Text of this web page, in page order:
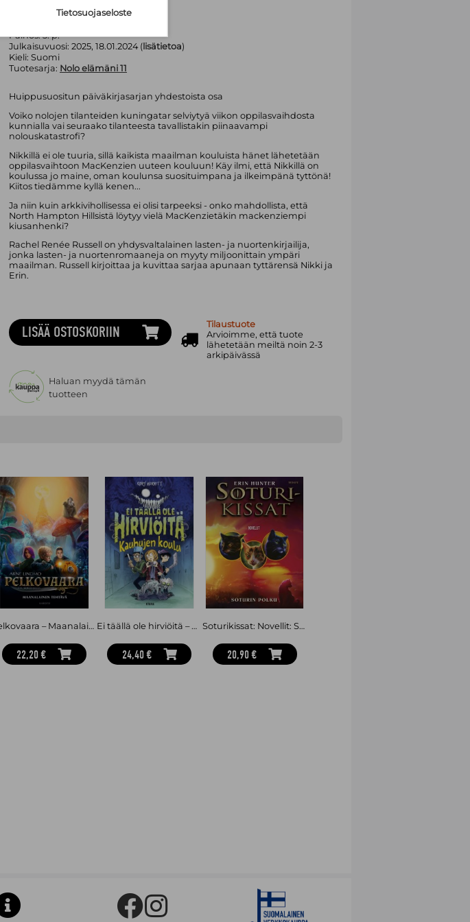
Sivumäärä: 258sivua
Painos:3. p.
Julkaisuvuosi: 2025, 18.01.2024 (lisätietoa)
Kieli: Suomi
Tuotesarja: Nolo elämäni 11
Huippusuositun päiväkirjasarjan yhdestoista osa
Voiko nolojen tilanteiden kuningatar selviytyä viikon oppilasvaihdosta
kunnialla vai seuraako tilanteesta tavallistakin piinaavampi
nolouskatastrofi?
Nikkillä ei ole tuuria, sillä kaikista maailman kouluista hänet lähetetään
oppilasvaihtoon MacKenzien uuteen kouluun! Käy ilmi, että Nikkillä on
koulussa jo maine, oman koulunsa suosituimpana ja ilkeimpänä tyttönä!
Kiitos tiedämme kyllä kenen...
Ja niin kuin arkkivihollisessa ei olisi tarpeeksi - onko mahdollista, että
North Hampton Hillsistä löytyy vielä MacKenzietäkin mackenziempi
kiusanhenki?
Rachel Renée Russell on yhdysvaltalainen lasten- ja nuortenkirjailija,
jonka lasten- ja nuortenromaaneja on myyty miljoonittain ympäri
maailman. Russell kirjoittaa ja kuvittaa sarjaa apunaan tyttärensä Nikki ja
Erin.
LISÄÄ OSTOSKORIIN
Tilaustuote
Arvioimme, että tuote
lähetetään meiltä noin 2-3
arkipäivässä
Haluan myydä tämän
tuotteen
Pelkovaara – Maanalainen tehtävä
22,20 €
Ei täällä ole hirviöitä – Kauhujen koulu
24,40 €
Soturikissat: Novellit: Soturin polku
20,90 €
Tietosuojaseloste